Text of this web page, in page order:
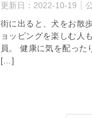
更新日： 2022-10-19
街に出ると、犬をお散
ョッピングを楽しむ人
員。 健康に気を配った
[…]